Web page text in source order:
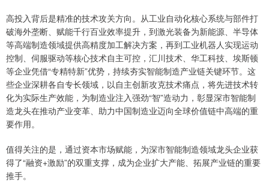
高投入背后是精准的技术攻关方向。从工业自动化核心系统与部件打
破海外垄断、赋能千行百业效率提升，到激光装备为新能源、半导体
等高端制造领域提供高精度加工解决方案，再到工业机器人实现运动
控制、伺服驱动等核心技术自主可控，汇川技术、华工科技、埃斯顿
等企业凭借“专精特新”优势，持续夯实智能制造产业链关键环节。这
些企业深耕各自专长领域，以自主创新攻克技术痛点，将先进技术转
化为实际生产效能，为制造业注入强劲“智”造动力，彰显深市智能制
造龙头在推动产业变革、助力中国制造业迈向全球价值链中高端的重
要作用。
值得关注的是，通过资本市场赋能，为深市智能制造领域龙头企业获
得了“融资+激励”的双重支撑，成为企业扩大产能、拓展产业链的重要
推手。